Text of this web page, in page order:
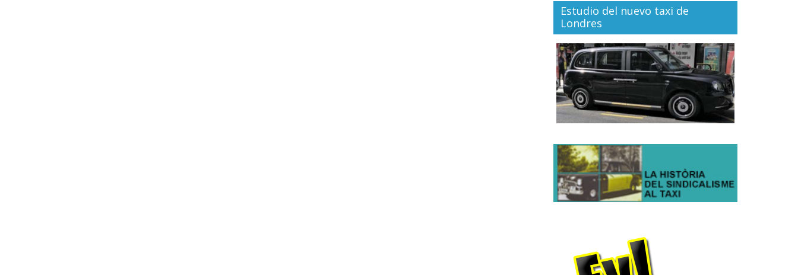
Estudio del nuevo taxi de
Londres